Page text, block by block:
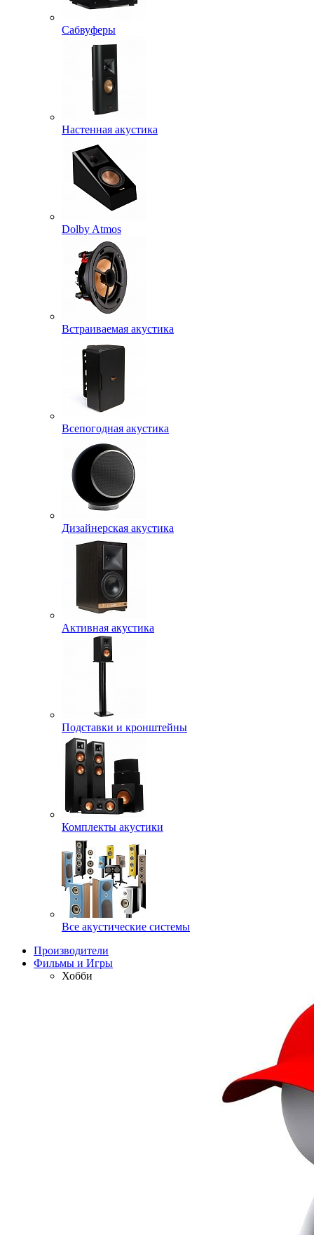
Сабвуферы
Настенная акустика
Dolby Atmos
Встраиваемая акустика
Всепогодная акустика
Дизайнерская акустика
Активная акустика
Подставки и кронштейны
Комплекты акустики
Все акустические системы
Производители
Фильмы и Игры
Хобби